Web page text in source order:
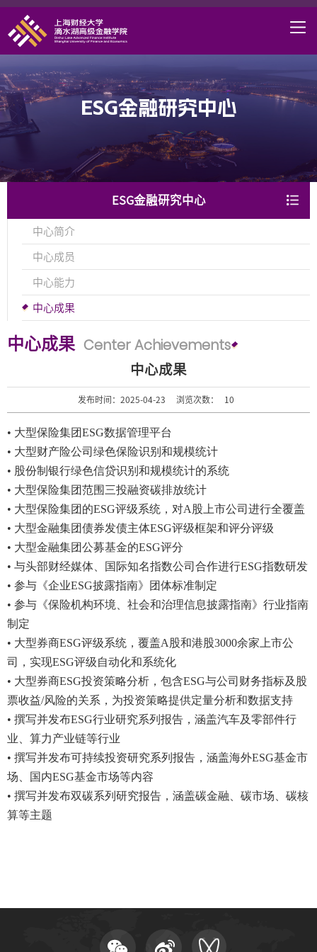
首页
课程项目
师资力量
研究中心
DAFI招聘
信息服务
院长邮箱
地址：上海市浦东新区海基六路99号创新魔坊三期2号楼
dafi@sufe.edu.cn
ESG金融研究中心
ESG金融研究中心
中心简介
中心成员
中心能力
中心成果
中心成果 Center Achievements
中心成果
发布时间：2025-04-23 浏览次数： 10
• 大型保险集团ESG数据管理平台
• 大型财产险公司绿色保险识别和规模统计
• 股份制银行绿色信贷识别和规模统计的系统
• 大型保险集团范围三投融资碳排放统计
• 大型保险集团的ESG评级系统，对A股上市公司进行全覆盖
• 大型金融集团债券发债主体ESG评级框架和评分评级
• 大型金融集团公募基金的ESG评分
• 与头部财经媒体、国际知名指数公司合作进行ESG指数研发
• 参与《企业ESG披露指南》团体标准制定
• 参与《保险机构环境、社会和治理信息披露指南》行业指南
制定
• 大型券商ESG评级系统，覆盖A股和港股3000余家上市公
司，实现ESG评级自动化和系统化
• 大型券商ESG投资策略分析，包含ESG与公司财务指标及股
票收益/风险的关系，为投资策略提供定量分析和数据支持
• 撰写并发布ESG行业研究系列报告，涵盖汽车及零部件行
业、算力产业链等行业
• 撰写并发布可持续投资研究系列报告，涵盖海外ESG基金市
场、国内ESG基金市场等内容
• 撰写并发布双碳系列研究报告，涵盖碳金融、碳市场、碳核
算等主题